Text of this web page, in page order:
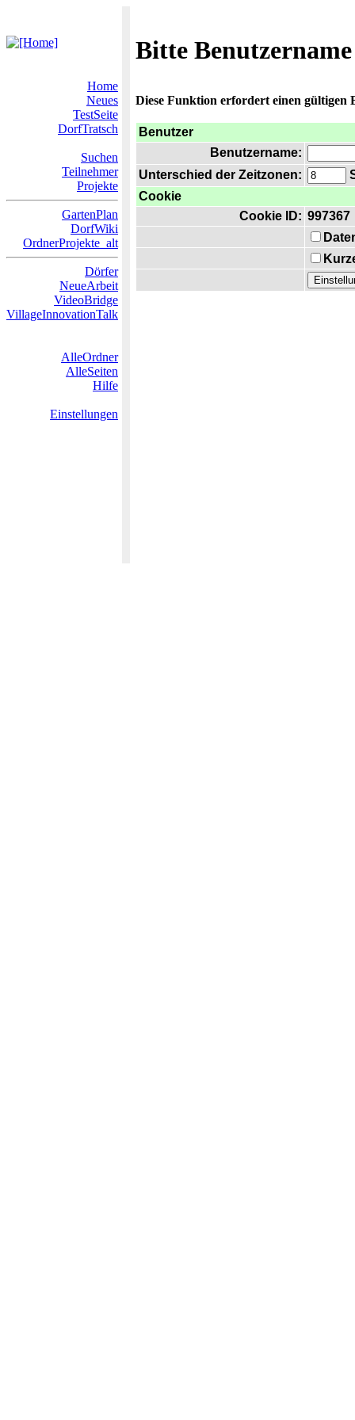
Bitte
Home
Neues
TestSeite
DorfTratsch
Suchen
Teilnehmer
Projekte
GartenPlan
DorfWiki
OrdnerProjekte_alt
Dörfer
NeueArbeit
VideoBridge
VillageInnovationTalk
AlleOrdner
AlleSeiten
Hilfe
Einstellungen
Diese Funktion erfordert einen gültigen
Benutzer
Benutzername:
Unterschied der Zeitzonen:
Cookie
Cookie ID: 997367